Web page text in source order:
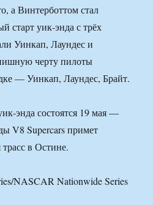
а Винтерботтом стал
старт уик-энда с трёх
Уинкап, Лаундес и
черту пилоты
— Уинкап, Лаундес, Брайт.
энда состоятся 19 мая —
V8 Supercars примет
в Остине.
NASCAR Nationwide Series